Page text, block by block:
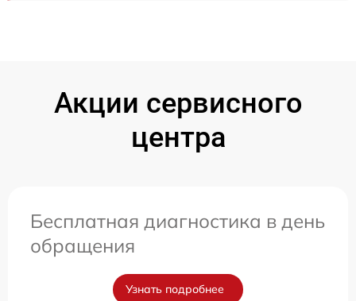
Акции сервисного
центра
Бесплатная диагностика в день
обращения
Узнать подробнее